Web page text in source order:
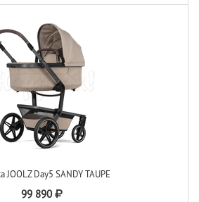
JOOLZ Day5 SANDY TAUPE
99 890